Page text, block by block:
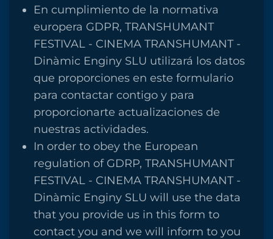
En cumplimiento de la normativa
europera GDPR, TRANSHUMANT
FESTIVAL - CINEMA TRANSHUMANT -
Dinàmic Enginy SLU utilizará los datos
que proporciones en este formulario
para contactar contigo y para
proporcionarte actualizaciones de
nuestras actividades.
In order to obey the European
regulation of GDRP, TRANSHUMANT
FESTIVAL - CINEMA TRANSHUMANT -
Dinàmic Enginy SLU will use the data
that you provide us in this form to
contact you and we will inform to you